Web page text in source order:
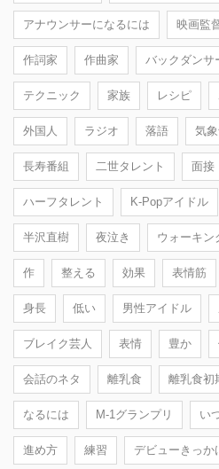
アナウンサーになるには 映画監
作詞家 作曲家 バックダンサ
テクニック 家族 レシピ
外国人 ラジオ 落語 気
長寿番組 二世タレント 面接
ハーフタレント K-Popアイドル
半沢直樹 夜泣き ウォーキン
作 整える 効果 表情筋
身長 低い 男性アイドル
ブレイク芸人 表情 豊か
会話のネタ 離乳食 離乳食初
なるには M-1グランプリ い
進め方 練習 デビューきっか